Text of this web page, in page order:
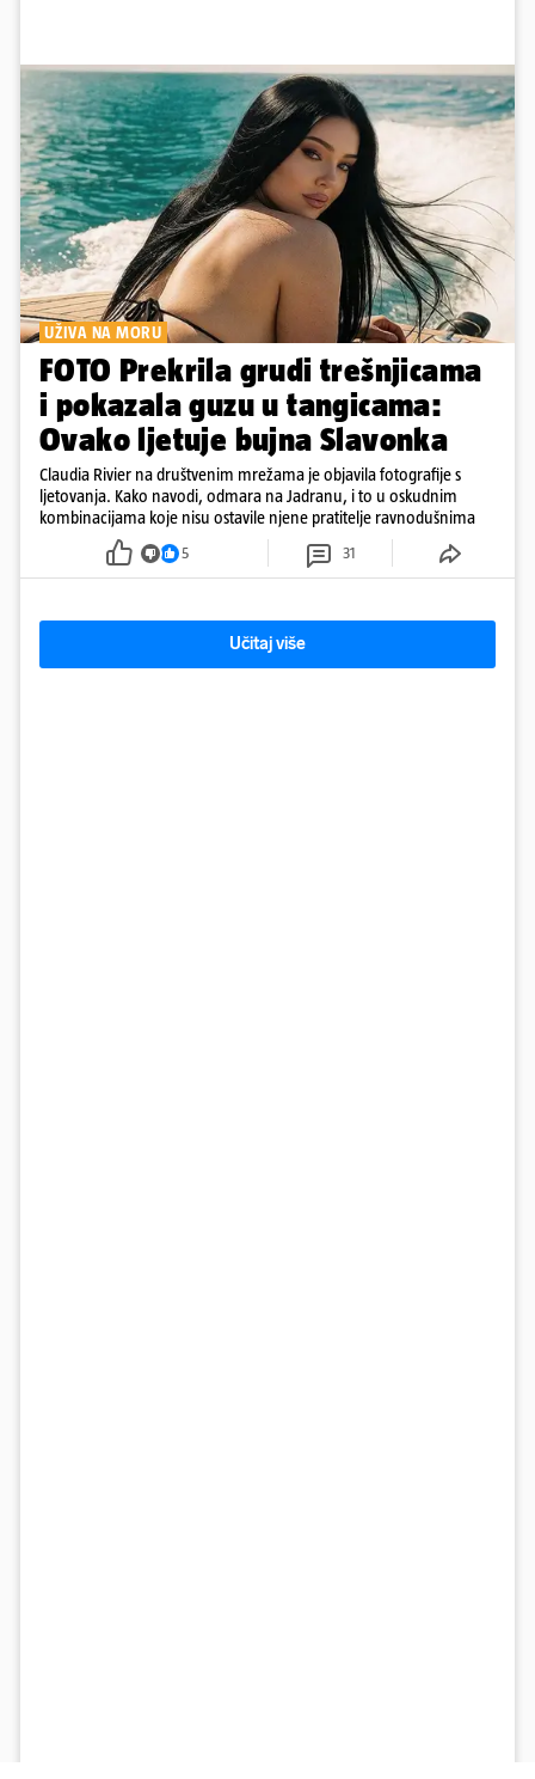
UŽIVA NA MORU
FOTO Prekrila grudi trešnjicama
i pokazala guzu u tangicama:
Ovako ljetuje bujna Slavonka
Claudia Rivier na društvenim mrežama je objavila fotografije s
ljetovanja. Kako navodi, odmara na Jadranu, i to u oskudnim
kombinacijama koje nisu ostavile njene pratitelje ravnodušnima
5 31
Učitaj više